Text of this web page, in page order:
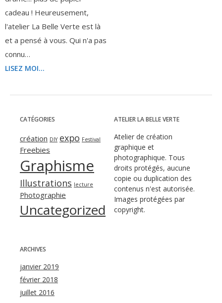
cadeau ! Heureusement,
l'atelier La Belle Verte est là
et a pensé à vous. Qui n'a pas
connu…
LISEZ MOI...
CATÉGORIES
création DIY expo Festival
Freebies
Graphisme
Illustrations lecture
Photographie
Uncategorized
ATELIER LA BELLE VERTE
Atelier de création
graphique et
photographique. Tous
droits protégés, aucune
copie ou duplication des
contenus n'est autorisée.
Images protégées par
copyright.
ARCHIVES
janvier 2019
février 2018
juillet 2016